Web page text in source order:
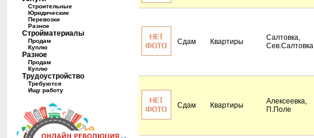
Строительные
Юридические
Перевозки
Разное
Стройматериалы
Продам
Куплю
Разное
Продам
Куплю
Трудоустройство
Требуются
Ищу работу
Сдам Квартиры
Салтовка,
Сев.Салтовка
Сдам Квартиры
Алексеевка,
П.Поле